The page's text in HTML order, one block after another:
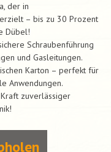
der in
– bis zu 30 Prozent
Dübel!
Schraubenführung
und Gasleitungen.
Karton – perfekt für
Anwendungen.
zuverlässiger